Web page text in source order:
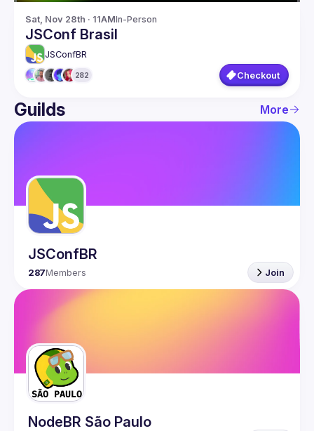
Sat, Nov 28th · 11AMIn-Person
JSConf Brasil
JSConfBR
282 Checkout
Guilds More
JSConfBR
287Members Join
NodeBR São Paulo